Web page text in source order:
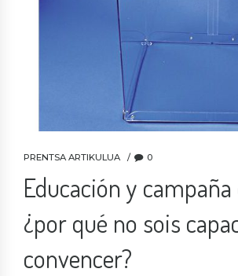
PRENTSA ARTIKULUA 0
Educación y
¿por qué no sois
convencer?